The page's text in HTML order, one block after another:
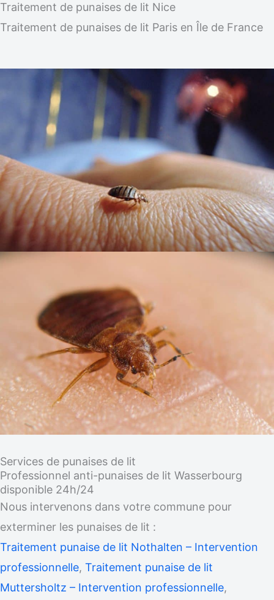
Traitement de punaises de lit Nice
Traitement de punaises de lit Paris en Île de France
Services de punaises de lit
Professionnel anti-punaises de lit Wasserbourg
disponible 24h/24
Nous intervenons dans votre commune pour
exterminer les punaises de lit :
Traitement punaise de lit Nothalten – Intervention
professionnelle, Traitement punaise de lit
Muttersholtz – Intervention professionnelle,